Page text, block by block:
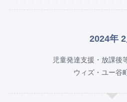
2024年 2
児童発達支援・放課後
ウィズ・ユー谷